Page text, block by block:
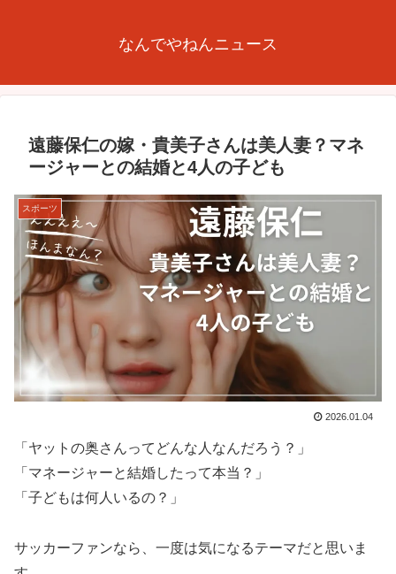
なんでやねんニュース
遠藤保仁の嫁・貴美子さんは美人妻？マネ
ージャーとの結婚と4人の子ども
スポーツ
2026.01.04
「ヤットの奥さんってどんな人なんだろう？」
「マネージャーと結婚したって本当？」
「子どもは何人いるの？」
サッカーファンなら、一度は気になるテーマだと思いま